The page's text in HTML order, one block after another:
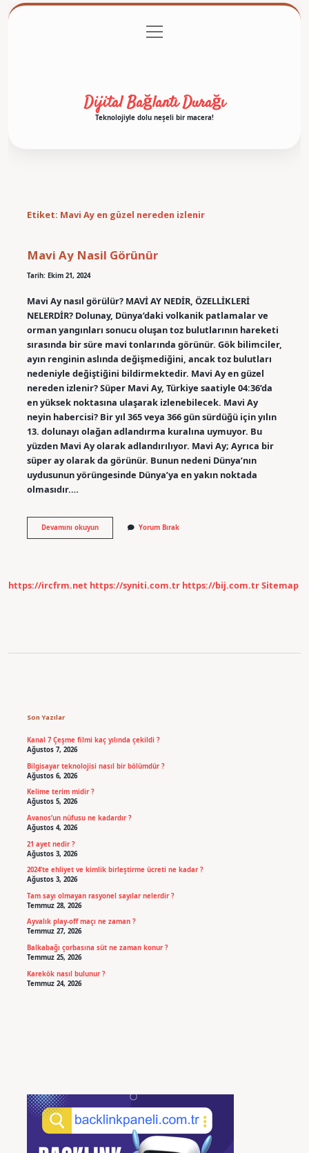
Gizlilik Politikası
menüyü
aç
Dijital Bağlantı Durağı
Teknolojiyle dolu neşeli bir macera!
Etiket: Mavi Ay en güzel nereden izlenir
Mavi Ay Nasil Görünür
Tarih: Ekim 21, 2024
Mavi Ay nasıl görülür? MAVİ AY NEDİR, ÖZELLİKLERİ
NELERDİR? Dolunay, Dünya’daki volkanik patlamalar ve
orman yangınları sonucu oluşan toz bulutlarının hareketi
sırasında bir süre mavi tonlarında görünür. Gök bilimciler,
ayın renginin aslında değişmediğini, ancak toz bulutları
nedeniyle değiştiğini bildirmektedir. Mavi Ay en güzel
nereden izlenir? Süper Mavi Ay, Türkiye saatiyle 04:36’da
en yüksek noktasına ulaşarak izlenebilecek. Mavi Ay
neyin habercisi? Bir yıl 365 veya 366 gün sürdüğü için yılın
13. dolunayı olağan adlandırma kuralına uymuyor. Bu
yüzden Mavi Ay olarak adlandırılıyor. Mavi Ay; Ayrıca bir
süper ay olarak da görünür. Bunun nedeni Dünya’nın
uydusunun yörüngesinde Dünya’ya en yakın noktada
olmasıdır.…
Devamını okuyunMavi
Ay
Yorum Bırak
https://ircfrm.net https://syniti.com.tr https://bij.com.trSitemap
Son Yazılar
Kanal 7 Çeşme filmi kaç yılında çekildi ?
Ağustos 7, 2026
Bilgisayar teknolojisi nasıl bir bölümdür ?
Ağustos 6, 2026
Kelime terim midir ?
Ağustos 5, 2026
Avanos’un nüfusu ne kadardır ?
Ağustos 4, 2026
21 ayet nedir ?
Ağustos 3, 2026
2024’te ehliyet ve kimlik birleştirme ücreti ne kadar ?
Ağustos 3, 2026
Tam sayı olmayan rasyonel sayılar nelerdir ?
Temmuz 28, 2026
Ayvalık play-off maçı ne zaman ?
Temmuz 27, 2026
Balkabağı çorbasına süt ne zaman konur ?
Temmuz 25, 2026
Karekök nasıl bulunur ?
Temmuz 24, 2026